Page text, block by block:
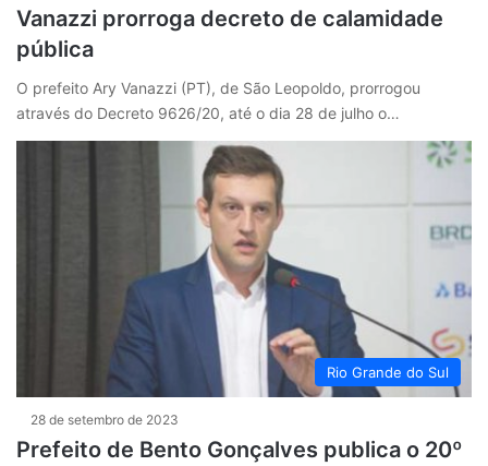
Vanazzi prorroga decreto de calamidade
pública
O prefeito Ary Vanazzi (PT), de São Leopoldo, prorrogou
através do Decreto 9626/20, até o dia 28 de julho o…
Rio Grande do Sul
28 de setembro de 2023
Prefeito de Bento Gonçalves publica o 20º